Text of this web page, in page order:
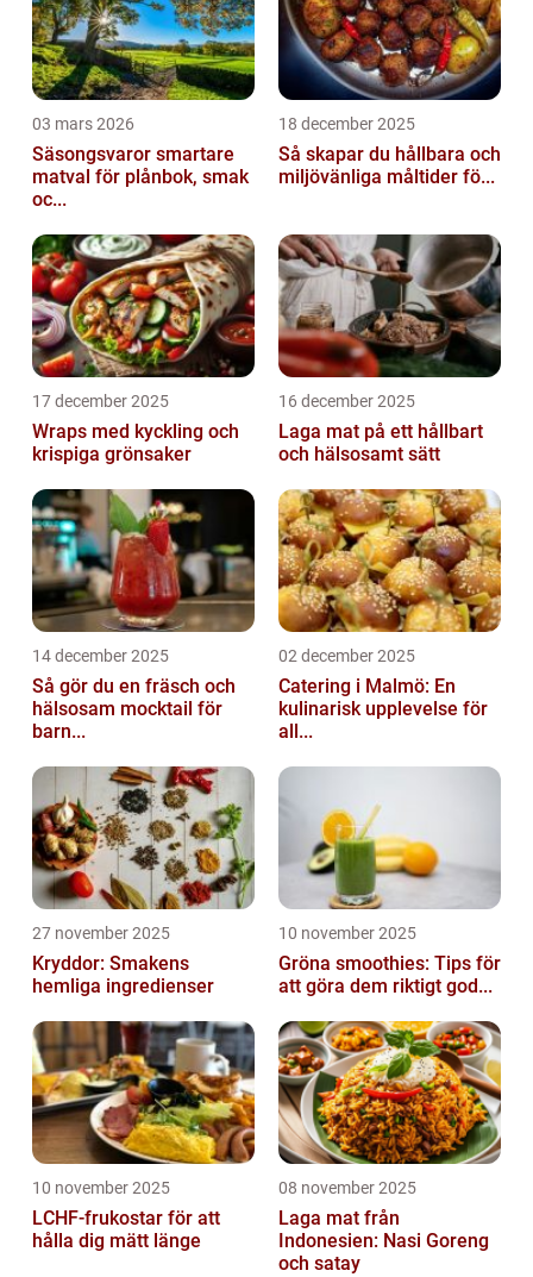
03 mars 2026
Säsongsvaror smartare
matval för plånbok, smak
oc...
18 december 2025
Så skapar du hållbara och
miljövänliga måltider fö...
17 december 2025
Wraps med kyckling och
krispiga grönsaker
16 december 2025
Laga mat på ett hållbart
och hälsosamt sätt
14 december 2025
Så gör du en fräsch och
hälsosam mocktail för
barn...
02 december 2025
Catering i Malmö: En
kulinarisk upplevelse för
all...
27 november 2025
Kryddor: Smakens
hemliga ingredienser
10 november 2025
Gröna smoothies: Tips för
att göra dem riktigt god...
10 november 2025
LCHF-frukostar för att
hålla dig mätt länge
08 november 2025
Laga mat från
Indonesien: Nasi Goreng
och satay